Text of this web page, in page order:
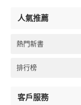
人氣推薦
熱門新書
排行榜
客戶服務